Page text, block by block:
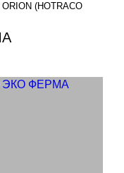
(HOTRACO